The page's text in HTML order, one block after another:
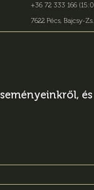
+36 72 333 166
7622 Pécs, Bajcsy-
és